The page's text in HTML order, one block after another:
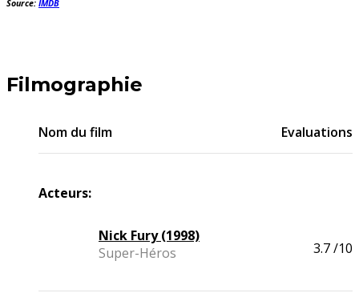
Source: IMDB
Filmographie
Nom du film Evaluations
Acteurs:
Nick Fury (1998)
Super-Héros
3.7/10